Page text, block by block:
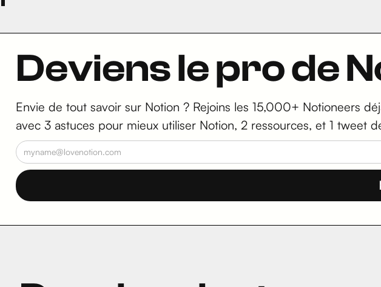
Deviens le pro de
Envie de tout savoir sur Notion ? Rejoins les 15,000+ Notioneers
avec 3 astuces pour mieux utiliser Notion, 2 ressources, et 1 tweet